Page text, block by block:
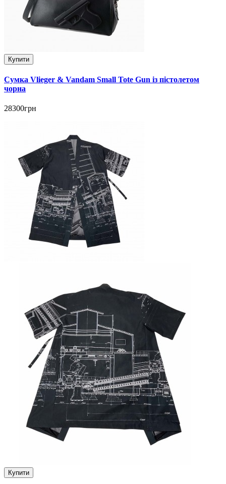
Купити
Сумка Vlieger & Vandam Small Tote Gun із пістолетом
чорна
28300грн
Купити